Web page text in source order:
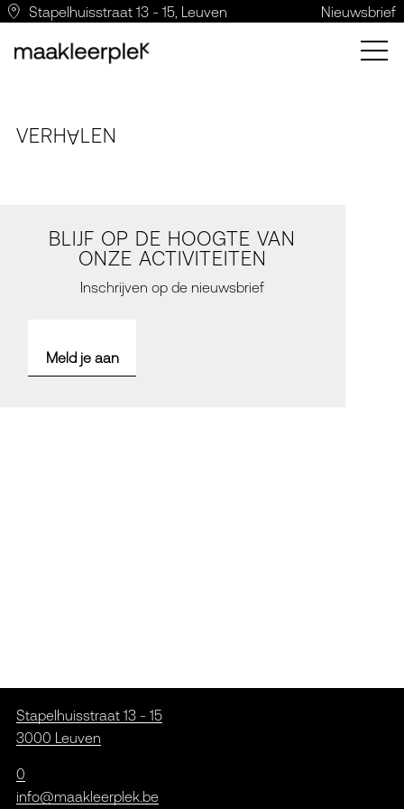
Stapelhuisstraat 13 - 15, Leuven Nieuwsbrief
VERHALEN
BLIJF OP DE HOOGTE VAN
ONZE ACTIVITEITEN
Inschrijven op de nieuwsbrief
Meld je aan
Stapelhuisstraat 13 - 15
3000 Leuven
0
info@maakleerplek.be